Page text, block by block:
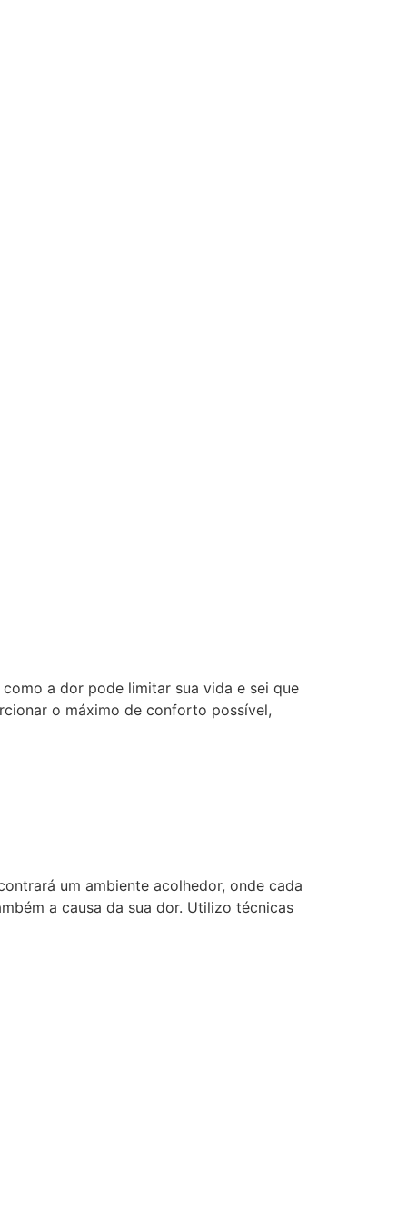
como a dor pode limitar sua vida e sei que
o máximo de conforto possível,
um ambiente acolhedor, onde cada
a causa da sua dor. Utilizo técnicas